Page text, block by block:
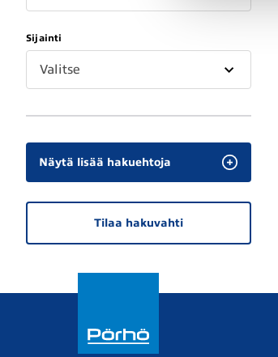
Sijainti
Valitse
Näytä lisää hakuehtoja
Tilaa hakuvahti